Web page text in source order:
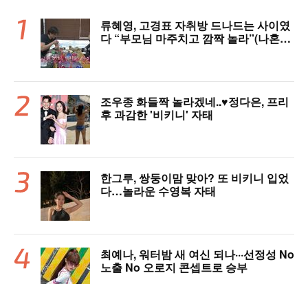
류혜영, 고경표 자취방 드나드는 사이였
다 “부모님 마주치고 깜짝 놀라”(나혼자
조우종 화들짝 놀라겠네..♥정다은, 프리
후 과감한 '비키니' 자태
한그루, 쌍둥이맘 맞아? 또 비키니 입었
다…놀라운 수영복 자태
최예나, 워터밤 새 여신 되나···선정성 No
노출 No 오로지 콘셉트로 승부